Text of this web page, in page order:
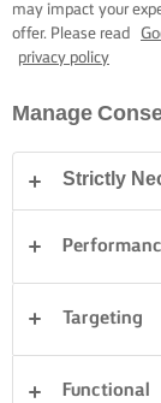
may impact your
offer. Please read
privacy policy
Manage
Strictly
Targeting
Functional